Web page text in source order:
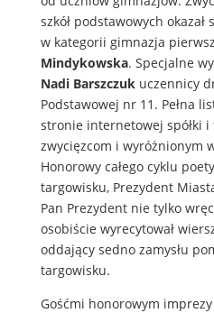
szkół podstawowych okazał
w kategorii gimnazja
Mindykowska. Specjalne
Nadi Barszczukuczennicy
Podstawowej nr 11. Pełna
stronie internetowej spółki
zwycięzcom i wyróżnionym
Honorowy całego cyklu
targowisku, Prezydent
Pan Prezydent nie tylko
osobiście wyrecytował
oddający sedno zamysłu
targowisku.
Gośćmi honorowym